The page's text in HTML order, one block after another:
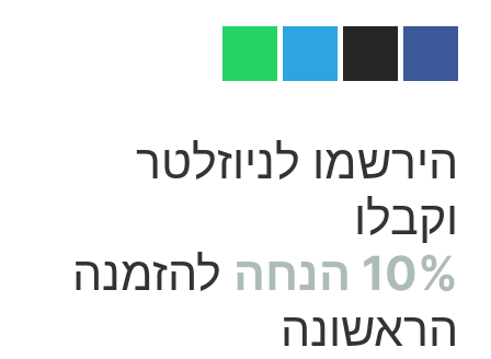
הירשמו לניוזלטר
וקבלו
10% הנחה
להזמנה
הראשונה